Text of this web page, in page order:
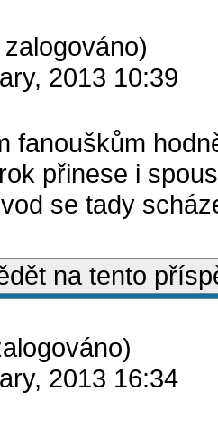
zalogováno)
2013 10:39
fanouškům
přinese i
se tady
na tento
2013 16:34